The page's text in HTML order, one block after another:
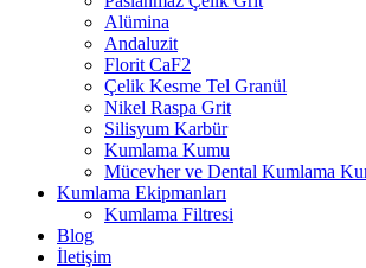
Alümina
Andaluzit
Florit CaF2
Çelik Kesme Tel Granül
Nikel Raspa Grit
Silisyum Karbür
Kumlama Kumu
Mücevher ve Dental Kumlama
Kumlama Ekipmanları
Kumlama Filtresi
Blog
İletişim